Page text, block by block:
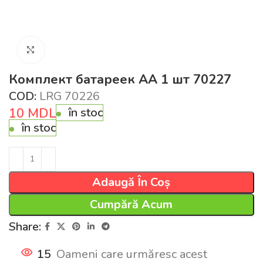
Комплект батареек AA 1 шт 70227
COD: LRG 70226
10 MDL
în stoc
în stoc
Adaugă În Coș
Cumpără Acum
Share:
15 Oameni care urmăresc acest